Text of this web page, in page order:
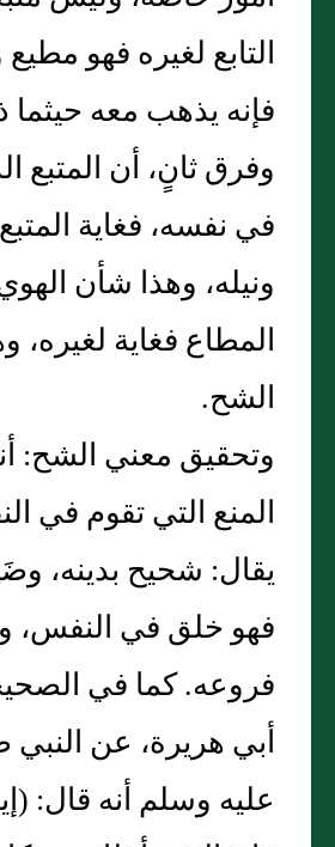
التابع لغيره فهو مطيع
فإنه يذهب معه
وفرق ثانٍ، أن المتبع
في نفسه، فغاية
ونيله، وهذا شأن
المطاع فغاية لغيره،
الشح‏.‏
وتحقيق معني الشح‏:‏
المنع التي تقوم في
يقال‏:‏ شحيح بدينه،
فهو خلق في النفس،
فروعه‏.‏ كما في
أبي هريرة، عن النبي
عليه وسلم أنه قال‏:‏